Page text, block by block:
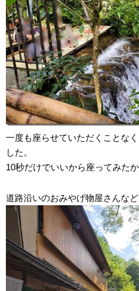
一度も座らせていただくことな
した。
10秒だけでいいから座ってみたか
道路沿いのおみやげ物屋さんなど